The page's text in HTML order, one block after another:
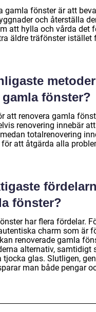
gamla fönster är att
och återställa
att hylla och vårda det
äldre träfönster istället
fönster?
att renovera gamla
renovering innebär
totalrenovering
att åtgärda alla
fönster?
har flera fördelar.
charm som är
renoverade gamla
alternativ, samtidigt
tjocka glas. Slutligen,
man både pengar